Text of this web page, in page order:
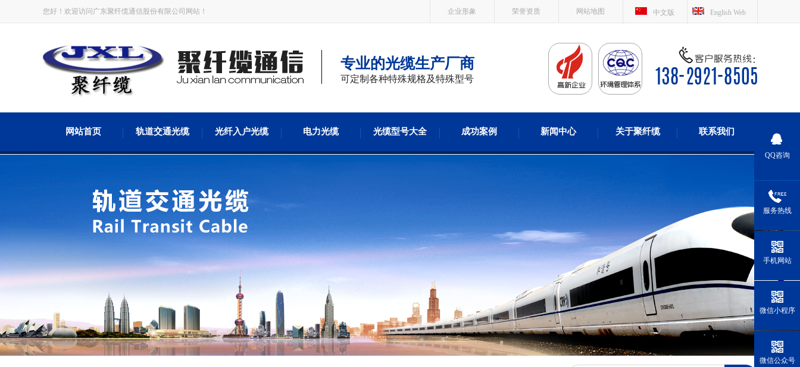
您好！欢迎访问广东聚纤缆通信股份有限公司网站！ 企业形象 荣誉资质 网站地图 中文版 English Web
专业的光缆生产厂商
可定制各种特殊规格及特殊型号
网站首页 轨道交通光缆 光纤入户光缆 电力光缆 光缆型号大全 成功案例 新闻中心 关于聚纤缆 联系我们
QQ咨询
服务热线
手机网站
微信小程序
微信公众号